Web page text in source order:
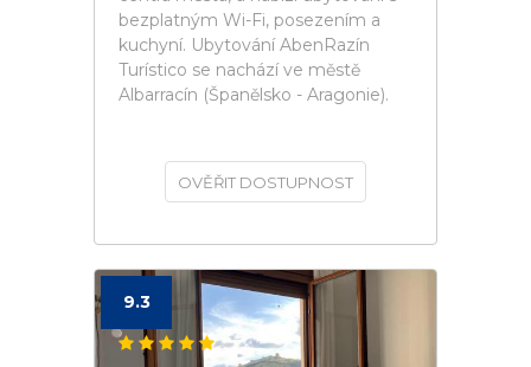
bezplatným Wi-Fi, posezením a
kuchyní. Ubytování AbenRazín
Turístico se nachází ve městě
Albarracín (Španělsko - Aragonie).
OVĚŘIT DOSTUPNOST
9.3